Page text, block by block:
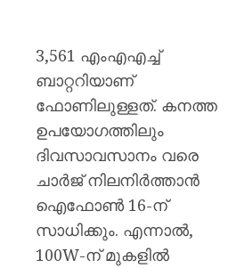
3,561 എംഎഎച്ച്
ബാറ്ററിയാണ്
ഫോണിലുള്ളത്. കനത്ത
ഉപയോഗത്തിലും
ദിവസാവസാനം വരെ
ചാർജ് നിലനിർത്താൻ
ഐഫോൺ 16-ന്
സാധിക്കും. എന്നാൽ,
100W-ന് മുകളിൽ